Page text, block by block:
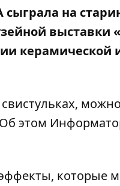
сыграла на
выставки
керамической
этом
которые